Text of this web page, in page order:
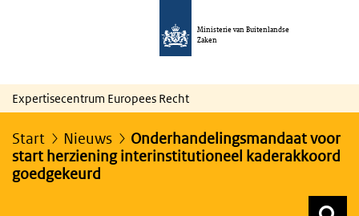
Ministerie van Buitenlandse
Zaken
Expertisecentrum Europees Recht
Start Nieuws
Onderhandelingsmandaat voor
start herziening interinstitutioneel kaderakkoord
goedgekeurd